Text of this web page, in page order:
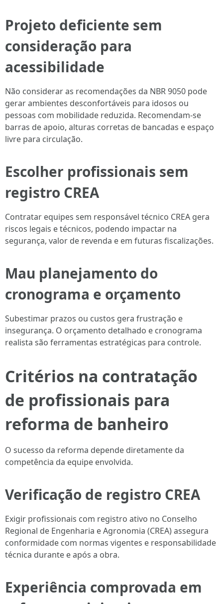
Projeto deficiente sem
consideração para
acessibilidade
Não considerar as recomendações da NBR 9050 pode
gerar ambientes desconfortáveis para idosos ou
pessoas com mobilidade reduzida. Recomendam-se
barras de apoio, alturas corretas de bancadas e espaço
livre para circulação.
Escolher profissionais sem
registro CREA
Contratar equipes sem responsável técnico CREA gera
riscos legais e técnicos, podendo impactar na
segurança, valor de revenda e em futuras fiscalizações.
Mau planejamento do
cronograma e orçamento
Subestimar prazos ou custos gera frustração e
insegurança. O orçamento detalhado e cronograma
realista são ferramentas estratégicas para controle.
Critérios na contratação
de profissionais para
reforma de banheiro
O sucesso da reforma depende diretamente da
competência da equipe envolvida.
Verificação de registro CREA
Exigir profissionais com registro ativo no Conselho
Regional de Engenharia e Agronomia (CREA) assegura
conformidade com normas vigentes e responsabilidade
técnica durante e após a obra.
Experiência comprovada em